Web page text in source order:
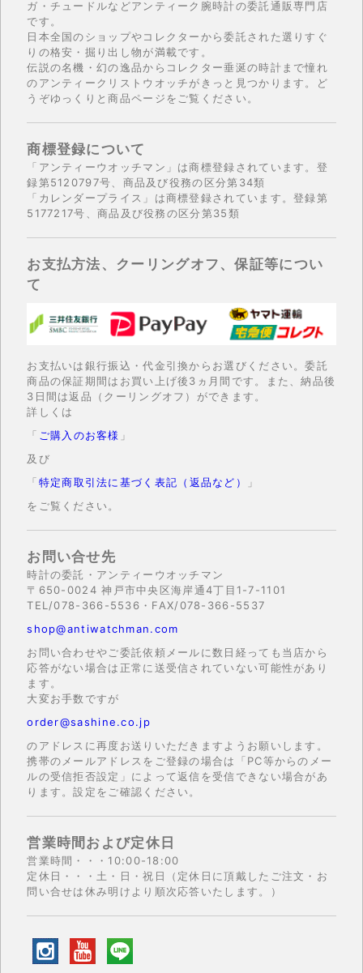
ガ・チュードルなどアンティーク腕時計の委託通販専門店
です。
日本全国のショップやコレクターから委託された選りすぐ
りの格安・掘り出し物が満載です。
伝説の名機・幻の逸品からコレクター垂涎の時計まで憧れ
のアンティークリストウオッチがきっと見つかります。ど
うぞゆっくりと商品ページをご覧ください。
商標登録について
「アンティーウオッチマン」は商標登録されています。登
録第5120797号、商品及び役務の区分第34類
「カレンダープライス」は商標登録されています。登録第
5177217号、商品及び役務の区分第35類
お支払方法、クーリングオフ、保証等につい
て
お支払いは銀行振込・代金引換からお選びください。委託
商品の保証期間はお買い上げ後3ヵ月間です。また、納品後
3日間は返品（クーリングオフ）ができます。
詳しくは
「 ご購入のお客様 」
及び
「特定商取引法に基づく表記（返品など）
」
をご覧ください。
お問い合せ先
時計の委託・アンティーウオッチマン
〒650-0024 神戸市中央区海岸通4丁目1-7-1101
TEL/078-366-5536・FAX/078-366-5537
shop@antiwatchman.com
お問い合わせやご委託依頼メールに数日経っても当店から
応答がない場合は正常に送受信されていない可能性があり
ます。
大変お手数ですが
order@sashine.co.jp
のアドレスに再度お送りいただきますようお願いします。
携帯のメールアドレスをご登録の場合は「PC等からのメー
ルの受信拒否設定」によって返信を受信できない場合があ
ります。設定をご確認ください。
営業時間および定休日
営業時間・・・10:00-18:00
定休日・・・土・日・祝日（定休日に頂戴したご注文・お
問い合せは休み明けより順次応答いたします。）